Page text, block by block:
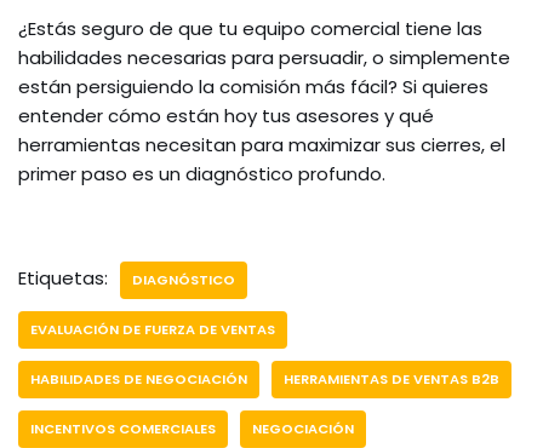
¿Estás seguro de que tu equipo comercial tiene las
habilidades necesarias para persuadir, o simplemente
están persiguiendo la comisión más fácil? Si quieres
entender cómo están hoy tus asesores y qué
herramientas necesitan para maximizar sus cierres, el
primer paso es un diagnóstico profundo.
Etiquetas: DIAGNÓSTICO
EVALUACIÓN DE FUERZA DE VENTAS
HABILIDADES DE NEGOCIACIÓN HERRAMIENTAS DE VENTAS B2B
INCENTIVOS COMERCIALES NEGOCIACIÓN